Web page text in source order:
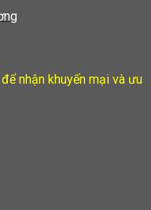
nhận khuyến mại và ưu